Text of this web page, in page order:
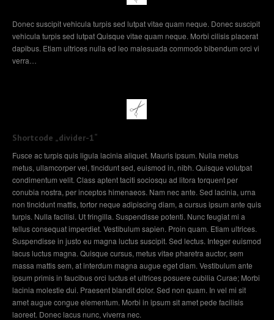
Donec suscipit vehicula turpis sed lutpat vitae quam neque. Donec suscipit
vehicula turpis sed lutpat Quisque vitae quam neque. Morbi cilisis placerat
dapibus. Etiam ultrices nulla ed leo malesuada commodo bibendum orci vi
verra…
Shortcode „divider-1“
Fusce ac turpis quis ligula lacinia aliquet. Mauris ipsum. Nulla metus
metus, ullamcorper vel, tincidunt sed, euismod in, nibh. Quisque volutpat
condimentum velit. Class aptent taciti sociosqu ad litora torquent per
conubia nostra, per inceptos himenaeos. Nam nec ante. Sed lacinia, urna
non tincidunt mattis, tortor neque adipiscing diam, a cursus ipsum ante quis
turpis. Nulla facilisi. Ut fringilla. Suspendisse potenti. Nunc feugiat mi a
tellus consequat imperdiet. Vestibulum sapien. Proin quam. Etiam ultrices.
Suspendisse in justo eu magna luctus suscipit. Sed lectus. Integer euismod
lacus luctus magna. Quisque cursus, metus vitae pharetra auctor, sem
massa mattis sem, at interdum magna augue eget diam. Vestibulum ante
ipsum primis in faucibus orci luctus et ultrices posuere cubilia Curae; Morbi
lacinia molestie dui. Praesent blandit dolor. Sed non quam. In vel mi sit
amet augue congue elementum. Morbi in ipsum sit amet pede facilisis
laoreet. Donec lacus nunc, viverra nec.